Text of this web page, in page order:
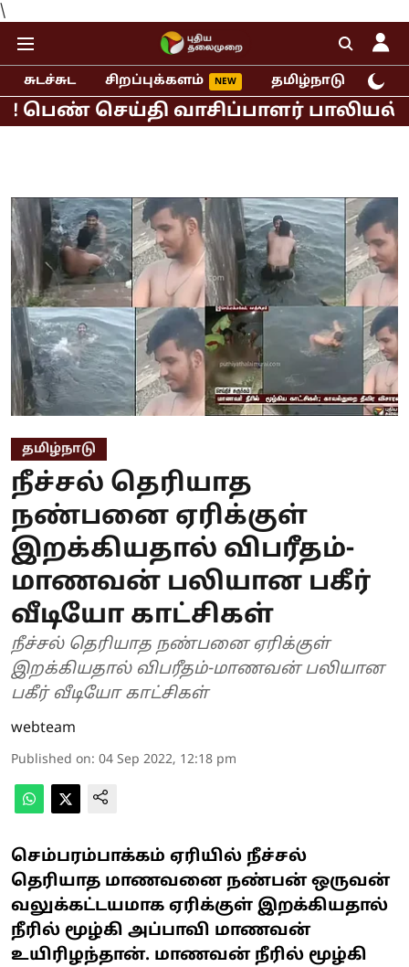
\
சுடச்சுட சிறப்புக்களம் தமிழ்நாடு
வாசிப்பாளர் பாலியல் புகார்!
தமிழ்நாடு
நீச்சல் தெரியாத
நண்பனை ஏரிக்குள்
இறக்கியதால் விபரீதம்-
மாணவன் பலியான பகீர்
வீடியோ காட்சிகள்
நீச்சல் தெரியாத நண்பனை ஏரிக்குள்
இறக்கியதால் விபரீதம்-மாணவன் பலியான
பகீர் வீடியோ காட்சிகள்
webteam
Published on: 04 Sep 2022, 12:18 pm
செம்பரம்பாக்கம் ஏரியில் நீச்சல்
தெரியாத மாணவனை நண்பன் ஒருவன்
வலுக்கட்டயமாக ஏரிக்குள் இறக்கியதால்
நீரில் மூழ்கி அப்பாவி மாணவன்
உயிரிழந்தான். மாணவன் நீரில் மூழ்கி